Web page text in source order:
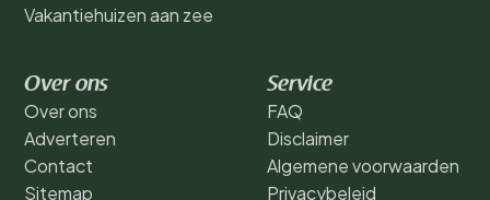
Vakantiehuizen aan zee
Over ons
Over ons
Adverteren
Contact
Sitemap
Service
FAQ
Disclaimer
Algemene voorwaarden
Privacybeleid